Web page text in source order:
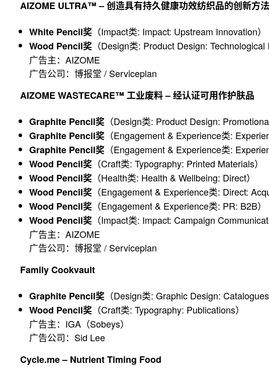
AIZOME ULTRA™ – 创造具有持久健康功效纺织品的创新方法
White Pencil奖 （Impact类: Impact: Upstream Innovation）
Wood Pencil奖 （Design类: Product Design: Technological
广告主：AIZOME
广告公司：博报堂 / Serviceplan
AIZOME WASTECARE™ 工业废料 – 经认证可用作护肤品
Graphite Pencil奖 （Design类: Product Design: Promotional
Graphite Pencil奖 （Engagement & Experience类:
Graphite Pencil奖 （Engagement & Experience类:
Wood Pencil奖 （Craft类: Typography: Printed Materials）
Wood Pencil奖 （Health类: Health & Wellbeing: Direct）
Wood Pencil奖 （Engagement & Experience类: Direct:
Wood Pencil奖 （Engagement & Experience类: PR: B2B）
Wood Pencil奖 （Impact类: Impact: Campaign
广告主：AIZOME
广告公司：博报堂 / Serviceplan
Family Cookvault
Graphite Pencil奖 （Design类: Graphic Design:
Wood Pencil奖 （Craft类: Typography: Publications）
广告主：IGA（Sobeys）
广告公司：Sid Lee
Cycle.me – Nutrient Timing Food